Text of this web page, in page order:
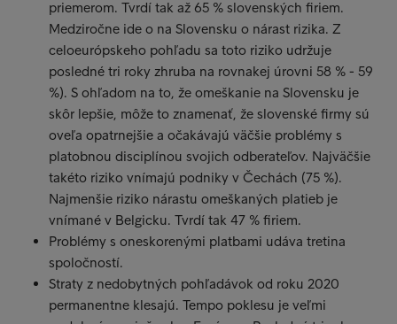
priemerom. Tvrdí tak až 65 % slovenských firiem.
Medziročne ide o na Slovensku o nárast rizika. Z
celoeurópskeho pohľadu sa toto riziko udržuje
posledné tri roky zhruba na rovnakej úrovni 58 % - 59
%). S ohľadom na to, že omeškanie na Slovensku je
skôr lepšie, môže to znamenať, že slovenské firmy sú
oveľa opatrnejšie a očakávajú väčšie problémy s
platobnou disciplínou svojich odberateľov. Najväčšie
takéto riziko vnímajú podniky v Čechách (75 %).
Najmenšie riziko nárastu omeškaných platieb je
vnímané v Belgicku. Tvrdí tak 47 % firiem.
Problémy s oneskorenými platbami udáva tretina
spoločností.
Straty z nedobytných pohľadávok od roku 2020
permanentne klesajú. Tempo poklesu je veľmi